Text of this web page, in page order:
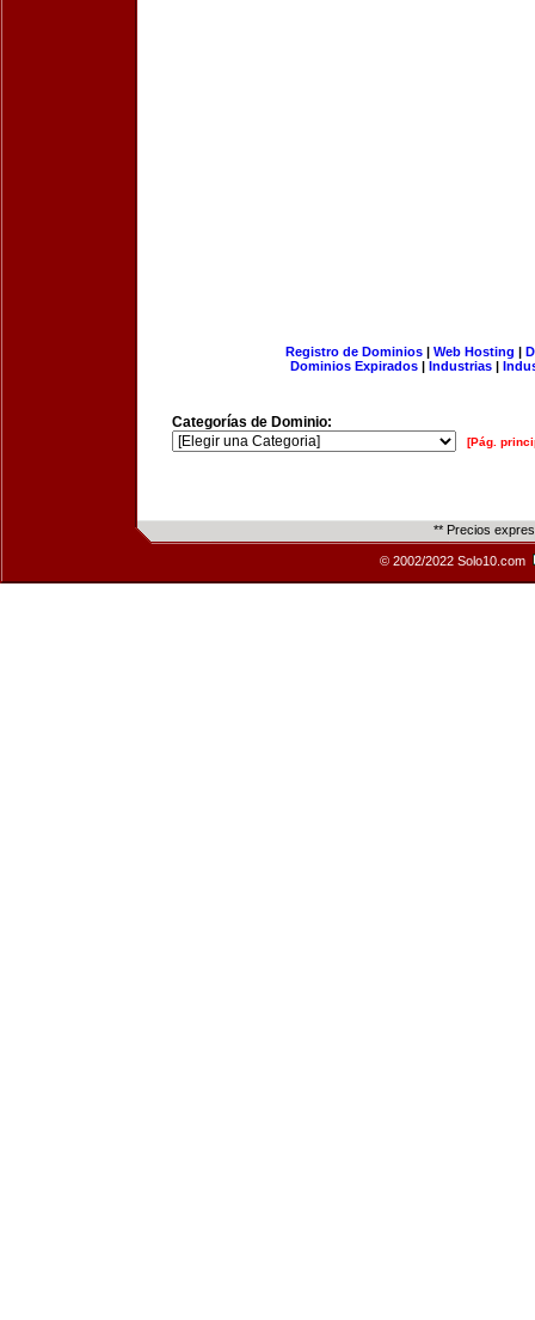
Registro de Dominios| Web Hosting |
Dominios Expirados | Industrias |
Categorías de Dominio:
[Pág.
** Precios
© 2002/2022 Solo10.com